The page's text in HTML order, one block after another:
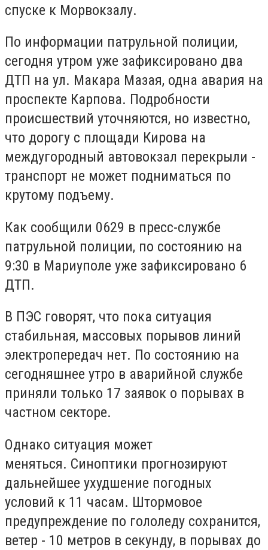
спуске к Морвокзалу.
По информации патрульной полиции,
сегодня утром уже зафиксировано два
ДТП на ул. Макара Мазая, одна авария на
проспекте Карпова. Подробности
происшествий уточняются, но известно,
что дорогу с площади Кирова на
междугородный автовокзал перекрыли -
транспорт не может подниматься по
крутому подъему.
Как сообщили 0629 в пресс-службе
патрульной полиции, по состоянию на
9:30 в Мариуполе уже зафиксировано 6
ДТП.
В ПЭС говорят, что пока ситуация
стабильная, массовых порывов линий
электропередач нет. По состоянию на
сегодняшнее утро в аварийной службе
приняли только 17 заявок о порывах в
частном секторе.
Однако ситуация может
меняться. Синоптики прогнозируют
дальнейшее ухудшение погодных
условий к 11 часам. Штормовое
предупреждение по гололеду сохранится,
ветер - 10 метров в секунду, в порывах до